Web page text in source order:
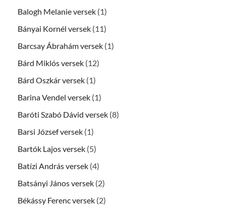
Balogh Melanie versek (1)
Bányai Kornél versek (11)
Barcsay Ábrahám versek (1)
Bárd Miklós versek (12)
Bárd Oszkár versek (1)
Barina Vendel versek (1)
Baróti Szabó Dávid versek (8)
Barsi József versek (1)
Bartók Lajos versek (5)
Batízi András versek (4)
Batsányi János versek (2)
Békássy Ferenc versek (2)